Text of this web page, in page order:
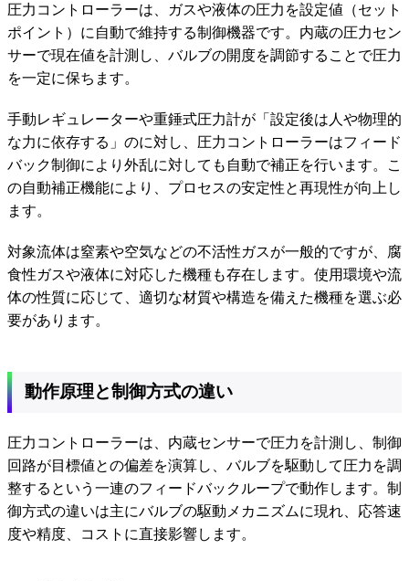
圧力コントローラーは、ガスや液体の圧力を設定値（セット
ポイント）に自動で維持する制御機器です。内蔵の圧力セン
サーで現在値を計測し、バルブの開度を調節することで圧力
を一定に保ちます。
手動レギュレーターや重錘式圧力計が「設定後は人や物理的
な力に依存する」のに対し、圧力コントローラーはフィード
バック制御により外乱に対しても自動で補正を行います。こ
の自動補正機能により、プロセスの安定性と再現性が向上し
ます。
対象流体は窒素や空気などの不活性ガスが一般的ですが、腐
食性ガスや液体に対応した機種も存在します。使用環境や流
体の性質に応じて、適切な材質や構造を備えた機種を選ぶ必
要があります。
動作原理と制御方式の違い
圧力コントローラーは、内蔵センサーで圧力を計測し、制御
回路が目標値との偏差を演算し、バルブを駆動して圧力を調
整するという一連のフィードバックループで動作します。制
御方式の違いは主にバルブの駆動メカニズムに現れ、応答速
度や精度、コストに直接影響します。